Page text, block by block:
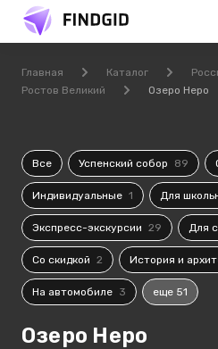
Главная Каталог
Ростов Великий
Озеро Неро
Все Успенский собор 89
Индивидуальные 1 Для
Экспресс-экскурсии 29 Для
Со скидкой 2 История и
На автомобиле 3 еще 51
Озеро Неро